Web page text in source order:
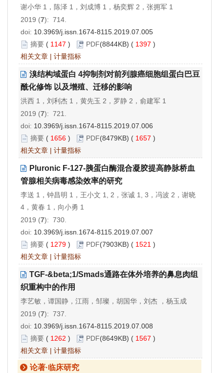
谢小华 1，陈泽 1，刘成博 1，杨奕辉 2，张拥军 1
2019 (7): 714.
doi: 10.3969/j.issn.1674-8115.2019.07.005
摘要 ( 1147 ) PDF(8844KB) ( 1397 )
相关文章 | 计量指标
溴结构域蛋白 4抑制剂对前列腺癌细胞组蛋白巴豆
酰化修饰 以及增殖、迁移的影响
洪西 1，刘利杰 1，黄先玉 2，罗静 2，俞建军 1
2019 (7): 721.
doi: 10.3969/j.issn.1674-8115.2019.07.006
摘要 ( 1656 ) PDF(8479KB) ( 1657 )
相关文章 | 计量指标
Pluronic F-127-胰蛋白酶混合凝胶提高静脉桥血
管腺相关病毒感染效率的研究
李送 1，钟昌明 1，王小文 1, 2，张诚 1, 3，冯波 2，谢晓
4，黄春 1，向小勇 1
2019 (7): 730.
doi: 10.3969/j.issn.1674-8115.2019.07.007
摘要 ( 1279 ) PDF(7903KB) ( 1521 )
相关文章 | 计量指标
TGF-&beta;1/Smads通路在体外培养的鼻息肉组
织重构中的作用
李艺敏，谭国静，江雨，邹璨，胡国华，刘杰 ，杨玉成
2019 (7): 737.
doi: 10.3969/j.issn.1674-8115.2019.07.008
摘要 ( 1262 ) PDF(8649KB) ( 1567 )
相关文章 | 计量指标
论著·临床研究